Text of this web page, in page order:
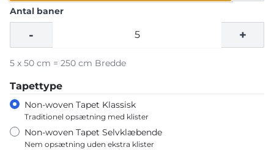
Antal baner
- +
5 x 50 cm = 250 cm Bredde
Tapettype
Non-woven Tapet Klassisk
Traditionel opsætning med klister
Non-woven Tapet Selvklæbende
Nem opsætning uden ekstra klister